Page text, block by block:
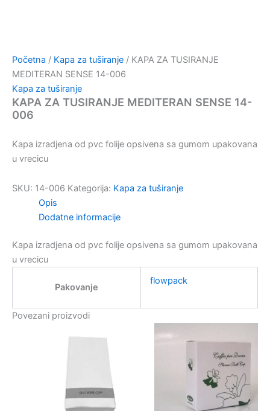
Početna / Kapa za tuširanje / KAPA ZA TUSIRANJE
MEDITERAN SENSE 14-006
Kapa za tuširanje
KAPA ZA TUSIRANJE MEDITERAN SENSE 14-
006
Kapa izradjena od pvc folije opsivena sa gumom upakovana
u vrecicu
SKU: 14-006 Kategorija: Kapa za tuširanje
Opis
Dodatne informacije
Kapa izradjena od pvc folije opsivena sa gumom upakovana
u vrecicu
Pakovanje
flowpack
Povezani proizvodi